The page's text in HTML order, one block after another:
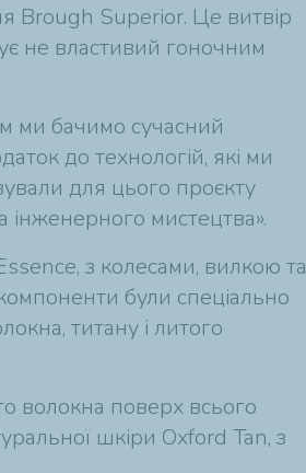
Brough Superior. Це витвір
не властивий гоночним
ми бачимо сучасний
до технологій, які ми
для цього проєкту
інженерного мистецтва».
з колесами, вилкою та
були спеціально
титану і литого
волокна поверх всього
шкіри Oxford Tan, з